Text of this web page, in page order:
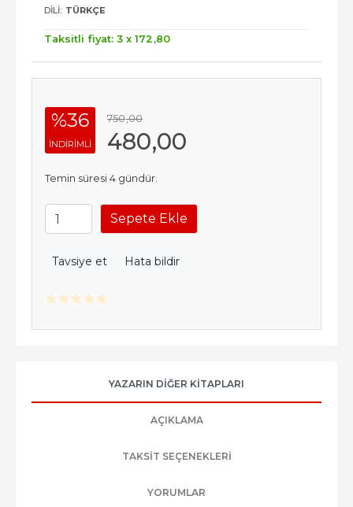
DILI: TÜRKÇE
Taksitli fiyat: 3 x 172 ,80
%36
INDIRIMLI
750,00
480,00
Temin süresi 4 gündür.
Sepete Ekle
Tavsiye et Hata bildir
YAZARIN DIĞER KITAPLARI
AÇIKLAMA
TAKSIT SEÇENEKLERI
YORUMLAR